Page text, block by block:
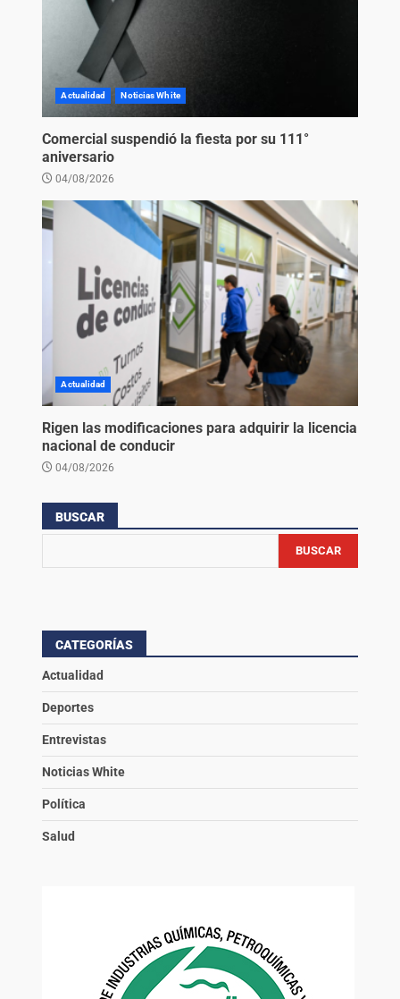
Actualidad Noticias White
Comercial suspendió la fiesta por su 111°
aniversario
04/08/2026
Actualidad
Rigen las modificaciones para adquirir la licencia
nacional de conducir
04/08/2026
BUSCAR
BUSCAR
CATEGORÍAS
Actualidad
Deportes
Entrevistas
Noticias White
Política
Salud